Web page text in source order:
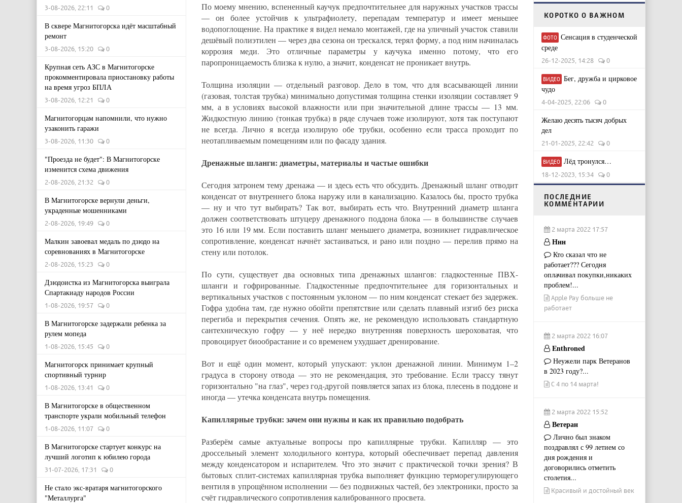
3-08-2026, 22:11 0
В сквере Магнитогорска идёт масштабный
ремонт
3-08-2026, 15:20 0
Крупная сеть АЗС в Магнитогорске
прокомментировала приостановку работы
на время угроз БПЛА
3-08-2026, 12:21 0
Магнитогорцам напомнили, что нужно
узаконить гаражи
3-08-2026, 11:30 0
"Проезда не будет": В Магнитогорске
изменится схема движения
2-08-2026, 21:32 0
В Магнитогорске вернули деньги,
украденные мошенниками
2-08-2026, 19:49 0
Малкин завоевал медаль по дзюдо на
соревнованиях в Магнитогорске
2-08-2026, 15:23 0
Дзюдоистка из Магнитогорска выиграла
Спартакиаду народов России
1-08-2026, 19:57 0
В Магнитогорске задержали ребенка за
рулем мопеда
1-08-2026, 15:45 0
Магнитогорск принимает крупный
спортивный турнир
1-08-2026, 13:41 0
В Магнитогорске в общественном
транспорте украли мобильный телефон
1-08-2026, 11:07 0
В Магнитогорске стартует конкурс на
лучший логотип к юбилею города
31-07-2026, 17:31 0
Не стало экс-вратаря магнитогорского
"Металлурга"
По моему мнению, вспененный каучук предпочтительнее для наружных участков трассы
— он более устойчив к ультрафиолету, перепадам температур и имеет меньшее
водопоглощение. На практике я видел немало монтажей, где на уличный участок ставили
дешёвый полиэтилен — через два сезона он трескался, терял форму, а под ним начиналась
коррозия меди. Это отличные параметры у каучука именно потому, что его
паропроницаемость близка к нулю, а значит, конденсат не проникает внутрь.
Толщина изоляции — отдельный разговор. Дело в том, что для всасывающей линии
(газовая, толстая трубка) минимально допустимая толщина стенки изоляции составляет 9
мм, а в условиях высокой влажности или при значительной длине трассы — 13 мм.
Жидкостную линию (тонкая трубка) в ряде случаев тоже изолируют, хотя так поступают
не всегда. Лично я всегда изолирую обе трубки, особенно если трасса проходит по
неотапливаемым помещениям или по фасаду здания.
Дренажные шланги: диаметры, материалы и частые ошибки
Сегодня затронем тему дренажа — и здесь есть что обсудить. Дренажный шланг отводит
конденсат от внутреннего блока наружу или в канализацию. Казалось бы, просто трубка
— ну и что тут выбирать? Так вот, выбирать есть что. Внутренний диаметр шланга
должен соответствовать штуцеру дренажного поддона блока — в большинстве случаев
это 16 или 19 мм. Если поставить шланг меньшего диаметра, возникнет гидравлическое
сопротивление, конденсат начнёт застаиваться, и рано или поздно — перелив прямо на
стену или потолок.
По сути, существует два основных типа дренажных шлангов: гладкостенные ПВХ-
шланги и гофрированные. Гладкостенные предпочтительнее для горизонтальных и
вертикальных участков с постоянным уклоном — по ним конденсат стекает без задержек.
Гофра удобна там, где нужно обойти препятствие или сделать плавный изгиб без риска
перегиба и перекрытия сечения. Опять же, не рекомендую использовать стандартную
сантехническую гофру — у неё нередко внутренняя поверхность шероховатая, что
провоцирует биообрастание и со временем ухудшает дренирование.
Вот и ещё один момент, который упускают: уклон дренажной линии. Минимум 1–2
градуса в сторону отвода — это не рекомендация, это требование. Если трассу тянут
горизонтально "на глаз", через год-другой появляется запах из блока, плесень в поддоне и
иногда — утечка конденсата внутрь помещения.
Капиллярные трубки: зачем они нужны и как их правильно подобрать
Разберём самые актуальные вопросы про капиллярные трубки. Капилляр — это
дроссельный элемент холодильного контура, который обеспечивает перепад давления
между конденсатором и испарителем. Что это значит с практической точки зрения? В
бытовых сплит-системах капиллярная трубка выполняет функцию терморегулирующего
вентиля в упрощённом исполнении — без подвижных частей, без электроники, просто за
счёт гидравлического сопротивления калиброванного просвета.
КОРОТКО О ВАЖНОМ
ФОТО Сенсация в студенческой
среде
26-12-2025, 14:28 0
ВИДЕО Бег, дружба и цирковое
чудо
4-04-2025, 22:06 0
Желаю десять тысяч добрых
дел
21-01-2025, 22:42 0
ВИДЕО Лёд тронулся…
18-12-2023, 15:34 0
ПОСЛЕДНИЕ
КОММЕНТАРИИ
2 марта 2022 17:57
Ннн
Кто сказал что не
работает??? Сегодня
оплачивал покупки,никаких
проблем!...
Apple Pay больше не
работает
2 марта 2022 16:07
Enthroned
Неужели парк Ветеранов
в 2023 году?...
С 4 по 14 марта!
2 марта 2022 15:52
Ветеран
Лично был знаком
поздравлял с 99 летием со
дня рождения и
договорились отметить
столетия...
Красивый и достойный век